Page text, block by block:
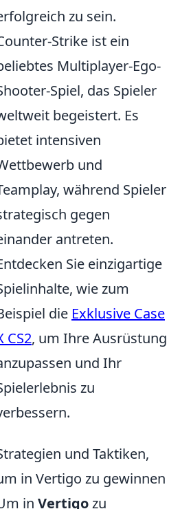
zu sein.
Strike ist ein
Multiplayer-Ego-
Spiel, das Spieler
begeistert. Es
intensiven
und
während Spieler
gegen
antreten.
Sie einzigartige
wie zum
die Exklusive Case
CS2, um Ihre Ausrüstung
und Ihr
zu
und Taktiken,
in Vertigo zu gewinnen
in Vertigozu